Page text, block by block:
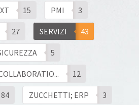
Process Optimization
studi legali
Artificiale
15 PMI 3
27 SERVIZI 43
5
12
84 ZUCCHETTI; ERP 3